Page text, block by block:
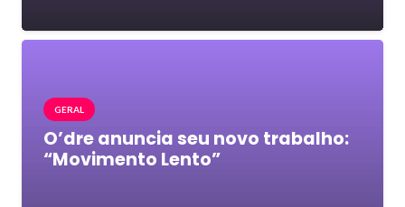
GERAL
O’dre anuncia seu novo trabalho:
“Movimento Lento”